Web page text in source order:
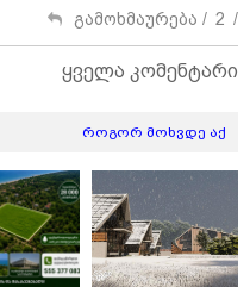
მიერ გია
მიმართ დაწყებულ
მინდა გამოვეხმაურო" -
ხვიჩია განცხადებას
ზღვამ კიდევ ერთი
გამორიყა, ადგილზე
პოლიცია და
- რას წერს და რა
აქვეყნებს თათია
გამოხმაურება / 2 /
ყველა კომენტარი
როგორ მოხვდე აქ